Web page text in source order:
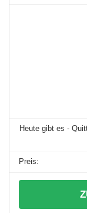
Heute gibt es -